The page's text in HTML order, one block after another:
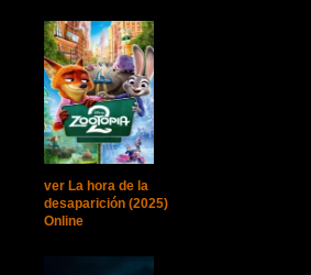
ver La hora de la
desaparición (2025)
Online